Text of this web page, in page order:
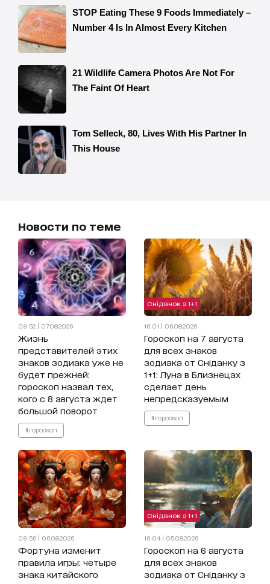
Новости по теме
09:52 | 07.08.2026
Жизнь
представителей этих
знаков зодиака уже не
будет прежней:
гороскоп назвал тех,
кого с 8 августа ждет
большой поворот
#гороскоп
Сніданок з 1+1
16:01 | 06.08.2026
Гороскоп на 7 августа
для всех знаков
зодиака от Сніданку з
1+1: Луна в Близнецах
сделает день
непредсказуемым
#гороскоп
09:56 | 06.08.2026
Фортуна изменит
правила игры: четыре
знака китайского
Сніданок з 1+1
16:04 | 05.08.2026
Гороскоп на 6 августа
для всех знаков
зодиака от Сніданку з